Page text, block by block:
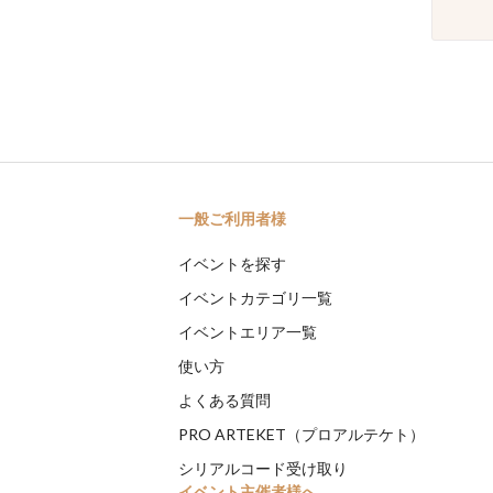
一般ご利用者様
イベントを探す
イベントカテゴリ一覧
イベントエリア一覧
使い方
よくある質問
PRO ARTEKET（プロアルテケト）
シリアルコード受け取り